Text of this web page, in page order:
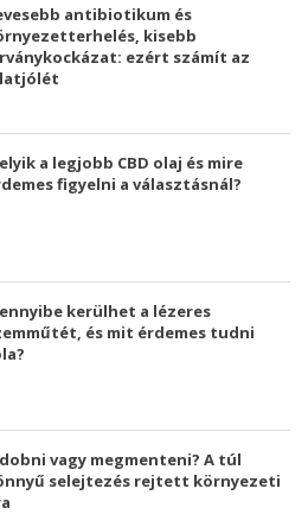
antibiotikum és
kisebb
ezért számít az
a legjobb CBD olaj és mire
figyelni a választásnál?
kerülhet a lézeres
és mit érdemes tudni
vagy megmenteni? A túl
selejtezés rejtett környezeti